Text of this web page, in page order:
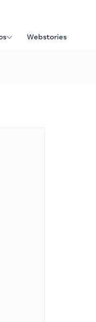
Webstories